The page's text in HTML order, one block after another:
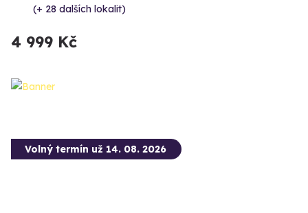
(+ 28 dalších lokalit)
4 999 Kč
Volný termín už 14. 08. 2026